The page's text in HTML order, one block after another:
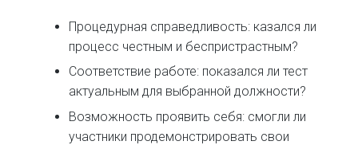
Процедурная справедливость: казался ли
процесс честным и беспристрастным?
Соответствие работе: показался ли тест
актуальным для выбранной должности?
Возможность проявить себя: смогли ли
участники продемонстрировать свои